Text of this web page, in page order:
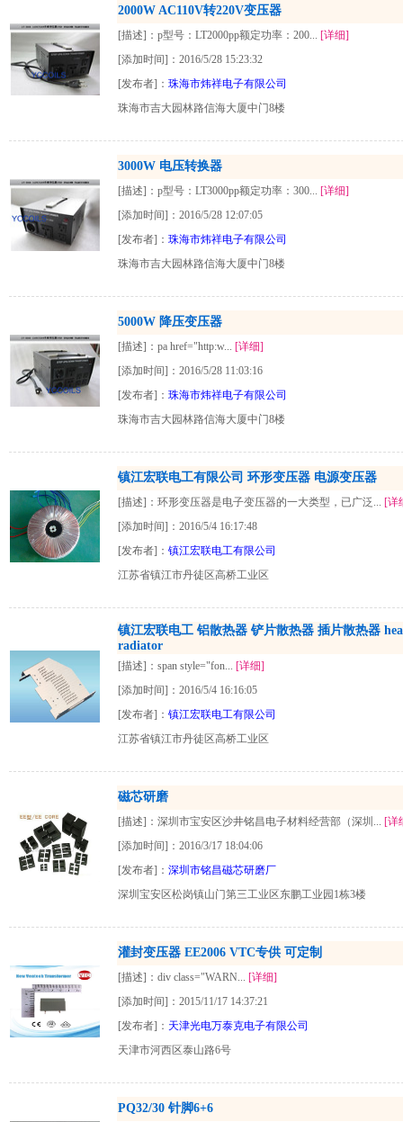
2000W AC110V转220V变压器
[描述]：p型号：LT2000pp额定功率：200... [详细]
[添加时间]：2016/5/28 15:23:32
[发布者]： 珠海市炜祥电子有限公司
珠海市吉大园林路信海大厦中门8楼
3000W 电压转换器
[描述]：p型号：LT3000pp额定功率：300... [详细]
[添加时间]：2016/5/28 12:07:05
[发布者]： 珠海市炜祥电子有限公司
珠海市吉大园林路信海大厦中门8楼
5000W 降压变压器
[描述]：pa href="http:w... [详细]
[添加时间]：2016/5/28 11:03:16
[发布者]： 珠海市炜祥电子有限公司
珠海市吉大园林路信海大厦中门8楼
镇江宏联电工有限公司 环形变压器 电源变压器
[描述]：环形变压器是电子变压器的一大类型，已广泛... [详
[添加时间]：2016/5/4 16:17:48
[发布者]： 镇江宏联电工有限公司
江苏省镇江市丹徒区高桥工业区
镇江宏联电工 铝散热器 铲片散热器 插片散热器
radiator
[描述]：span style="fon... [详细]
[添加时间]：2016/5/4 16:16:05
[发布者]： 镇江宏联电工有限公司
江苏省镇江市丹徒区高桥工业区
磁芯研磨
[描述]：深圳市宝安区沙井铭昌电子材料经营部（深圳... [详
[添加时间]：2016/3/17 18:04:06
[发布者]： 深圳市铭昌磁芯研磨厂
深圳宝安区松岗镇山门第三工业区东鹏工业园1栋3楼
灌封变压器 EE2006 VTC专供 可定制
[描述]：div class="WARN... [详细]
[添加时间]：2015/11/17 14:37:21
[发布者]： 天津光电万泰克电子有限公司
天津市河西区泰山路6号
PQ32/30 针脚6+6